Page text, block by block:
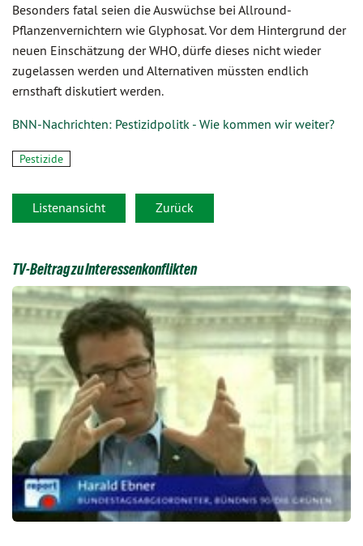
Besonders fatal seien die Auswüchse bei Allround-
Pflanzenvernichtern wie Glyphosat. Vor dem Hintergrund der
neuen Einschätzung der WHO, dürfe dieses nicht wieder
zugelassen werden und Alternativen müssten endlich
ernsthaft diskutiert werden.
BNN-Nachrichten: Pestizidpolitk - Wie kommen wir weiter?
Pestizide
Listenansicht Zurück
TV-Beitrag zu Interessenkonflikten